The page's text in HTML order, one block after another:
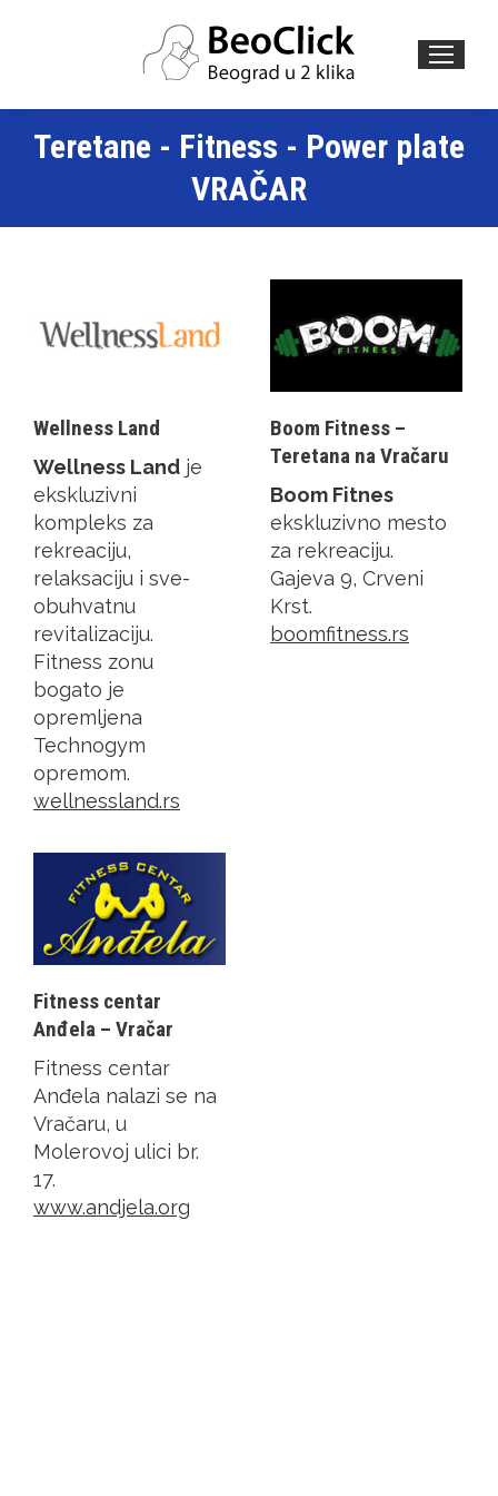
Teretane - Fitness - Power plate
VRAČAR
Wellness Land
Wellness Land je
ekskluzivni
kompleks za
rekreaciju,
relaksaciju i sve-
obuhvatnu
revitalizaciju.
Fitness zonu
bogato je
opremljena
Technogym
opremom.
wellnessland.rs
Boom Fitness –
Teretana na Vračaru
Boom Fitnes
ekskluzivno mesto
za rekreaciju.
Gajeva 9, Crveni
Krst.
boomfitness.rs
Fitness centar
Anđela – Vračar
Fitness centar
Anđela nalazi se na
Vračaru, u
Molerovoj ulici br.
17.
www.andjela.org